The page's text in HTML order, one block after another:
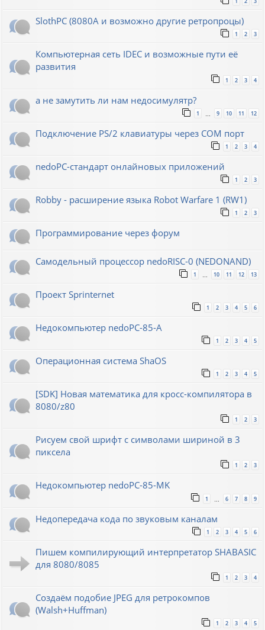
SlothPC (8080A и возможно другие ретропроцы)
1 2 3
Компьютерная сеть IDEC и возможные пути её
развития
1 2 3 4
а не замутить ли нам недосимулятр?
1 9 10 11 12
Подключение PS/2 клавиатуры через COM порт
1 2 3 4
nedoPC-стандарт онлайновых приложений
1 2 3
Robby - расширение языка Robot Warfare 1 (RW1)
1 2 3
Программирование через форум
Самодельный процессор nedoRISC-0 (NEDONAND)
1 10 11 12 13
Проект Sprinternet
1 2 3 4 5 6
Недокомпьютер nedoPC-85-A
1 2 3 4 5
Операционная система ShaOS
1 2 3 4 5
[SDK] Новая математика для кросс-компилятора в
8080/z80
1 2 3
Рисуем свой шрифт с символами шириной в 3
пиксела
1 2 3
Недокомпьютер nedoPC-85-MK
1 6 7 8 9
Недопередача кода по звуковым каналам
1 2 3 4 5 6
Пишем компилирующий интерпретатор SHABASIC
для 8080/8085
1 2 3 4
Создаём подобие JPEG для ретрокомпов
(Walsh+Huffman)
1 2 3 4 5